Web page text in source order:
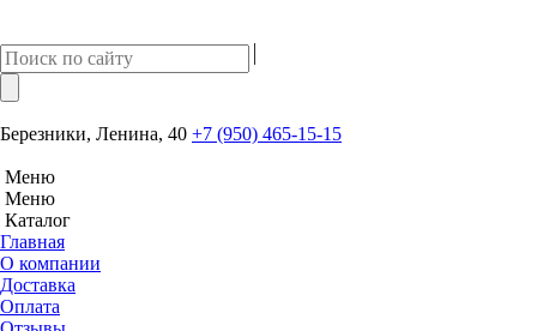
Березники, Ленина, 40 +7 (950) 465-15-15
Меню
Меню
Каталог
Главная
О компании
Доставка
Оплата